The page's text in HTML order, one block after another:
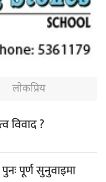
लोकप्रिय
विवाद ?
पूर्ण सुनुवाइमा